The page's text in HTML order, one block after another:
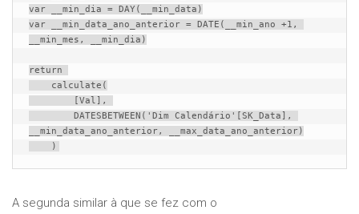
var __min_dia = DAY(__min_data)
var __min_data_ano_anterior = DATE(__min_ano +1,
__min_mes, __min_dia)
return
__min_data_ano_anterior, __max_data_ano_anterior)
    )
A segunda similar à que se fez com o